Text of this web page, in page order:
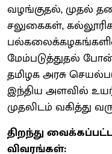
வழங்குதல், முதல்
சலுகைகள்,
மேம்படுத்துதல்
தமிழக அரசு
இந்திய அளவில்
முதலிடம் வகித்து
திறந்து
விவரங்கள்: